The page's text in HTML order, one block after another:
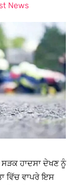
News
ਹਾਦਸਾ ਦੇਖਣ ਨੂੰ
ਵਿੱਚ ਵਾਪਰੇ ਇਸ